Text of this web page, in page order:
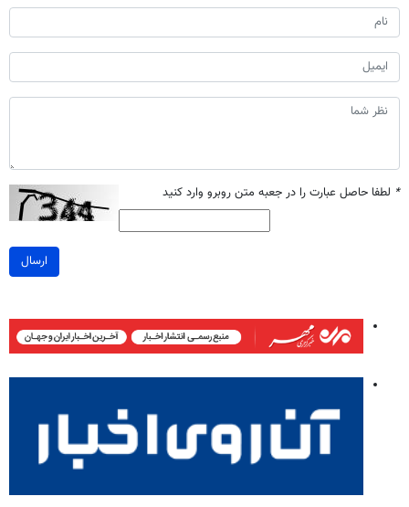
* لطفا حاصل عبارت را در جعبه متن روبرو وارد کنید
ارسال